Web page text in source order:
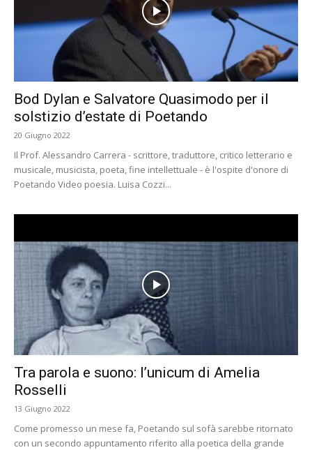
Bod Dylan e Salvatore Quasimodo per il
solstizio d’estate di Poetando
20 Giugno 2022
Il Prof. Alessandro Carrera - scrittore, traduttore, critico letterario e
musicale, musicista, poeta, fine intellettuale - è l'ospite d'onore di
Poetando Video poesia. Luisa Cozzi...
Tra parola e suono: l’unicum di Amelia
Rosselli
13 Giugno 2022
Come promesso un mese fa, Poetando sul sofà sarebbe ritornato
con un secondo appuntamento riferito alla poetica della grande